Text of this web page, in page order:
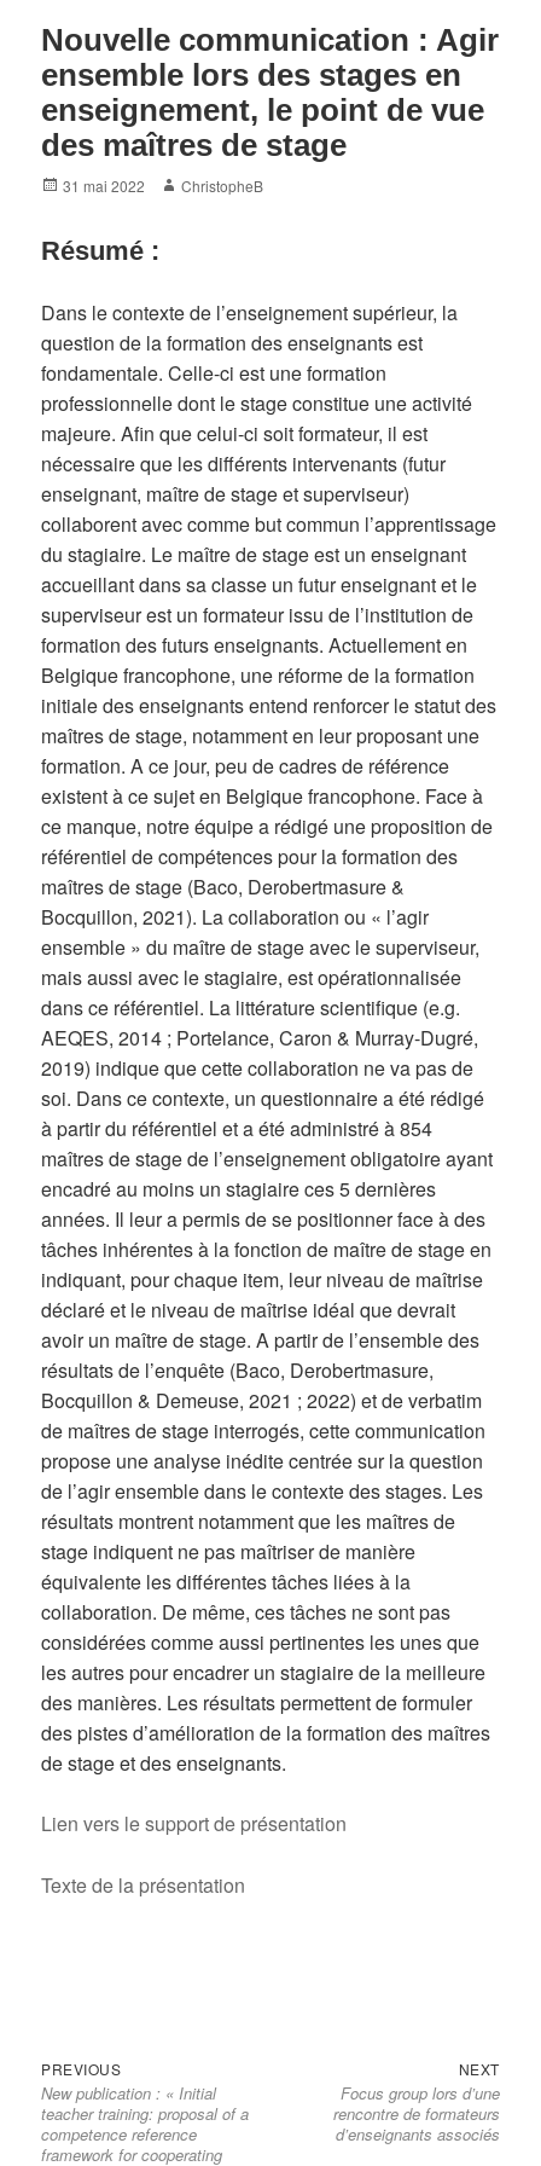
Nouvelle communication : Agir
ensemble lors des stages en
enseignement, le point de vue
des maîtres de stage
Posted
31 mai 2022 Author
ChristopheB
Résumé :
Dans le contexte de l’enseignement supérieur, la
question de la formation des enseignants est
fondamentale. Celle-ci est une formation
professionnelle dont le stage constitue une activité
majeure. Afin que celui-ci soit formateur, il est
nécessaire que les différents intervenants (futur
enseignant, maître de stage et superviseur)
collaborent avec comme but commun l’apprentissage
du stagiaire. Le maître de stage est un enseignant
accueillant dans sa classe un futur enseignant et le
superviseur est un formateur issu de l’institution de
formation des futurs enseignants. Actuellement en
Belgique francophone, une réforme de la formation
initiale des enseignants entend renforcer le statut des
maîtres de stage, notamment en leur proposant une
formation. A ce jour, peu de cadres de référence
existent à ce sujet en Belgique francophone. Face à
ce manque, notre équipe a rédigé une proposition de
référentiel de compétences pour la formation des
maîtres de stage (Baco, Derobertmasure &
Bocquillon, 2021). La collaboration ou « l’agir
ensemble » du maître de stage avec le superviseur,
mais aussi avec le stagiaire, est opérationnalisée
dans ce référentiel. La littérature scientifique (e.g.
AEQES, 2014 ; Portelance, Caron & Murray-Dugré,
2019) indique que cette collaboration ne va pas de
soi. Dans ce contexte, un questionnaire a été rédigé
à partir du référentiel et a été administré à 854
maîtres de stage de l’enseignement obligatoire ayant
encadré au moins un stagiaire ces 5 dernières
années. Il leur a permis de se positionner face à des
tâches inhérentes à la fonction de maître de stage en
indiquant, pour chaque item, leur niveau de maîtrise
déclaré et le niveau de maîtrise idéal que devrait
avoir un maître de stage. A partir de l’ensemble des
résultats de l’enquête (Baco, Derobertmasure,
Bocquillon & Demeuse, 2021 ; 2022) et de verbatim
de maîtres de stage interrogés, cette communication
propose une analyse inédite centrée sur la question
de l’agir ensemble dans le contexte des stages. Les
résultats montrent notamment que les maîtres de
stage indiquent ne pas maîtriser de manière
équivalente les différentes tâches liées à la
collaboration. De même, ces tâches ne sont pas
considérées comme aussi pertinentes les unes que
les autres pour encadrer un stagiaire de la meilleure
des manières. Les résultats permettent de formuler
des pistes d’amélioration de la formation des maîtres
de stage et des enseignants.
Lien vers le support de présentation
Texte de la présentation
Navigation
de
l’article
PREVIOUSPrevious
post:
New publication : « Initial
teacher training: proposal of a
competence reference
framework for cooperating
NEXTNext
post:
Focus group lors d’une
rencontre de formateurs
d’enseignants associés